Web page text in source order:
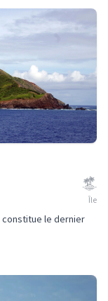
Île
constitue le dernier